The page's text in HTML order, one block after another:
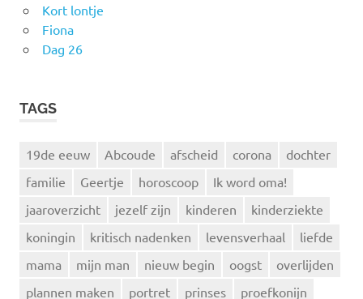
Kort lontje
Fiona
Dag 26
TAGS
19de eeuw Abcoude afscheid corona
dochter
familie
Geertje horoscoop
Ik word oma!
jaaroverzicht
jezelf zijn kinderen
kinderziekte
koningin
kritisch nadenken levensverhaal
liefde
mama
mijn man nieuw begin oogst
overlijden
plannen maken
portret prinses
proefkonijn